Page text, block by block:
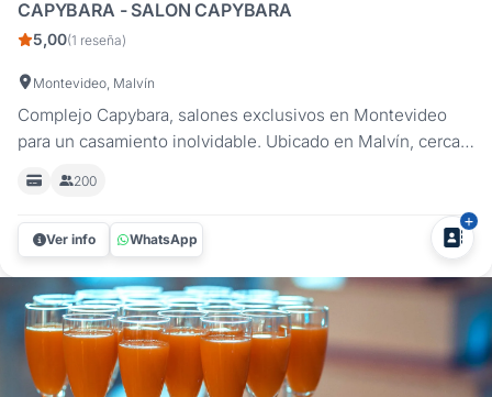
CAPYBARA - SALON CAPYBARA
5,00(1 reseña)
Montevideo, Malvín
Complejo Capybara, salones exclusivos en Montevideo
para un casamiento inolvidable. Ubicado en Malvín, cerca
amplios, gastronomía de primer nivel y un servicio de
excelencia,...
200
Ver info WhatsApp